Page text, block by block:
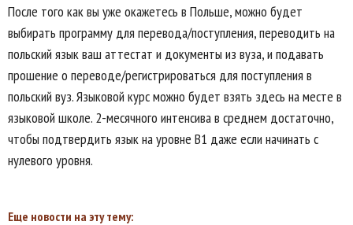
После того как вы уже окажетесь в Польше, можно будет
выбирать программу для перевода/поступления, переводить на
польский язык ваш аттестат и документы из вуза, и подавать
прошение о переводе/регистрироваться для поступления в
польский вуз. Языковой курс можно будет взять здесь на месте в
языковой школе. 2-месячного интенсива в среднем достаточно,
чтобы подтвердить язык на уровне В1 даже если начинать с
нулевого уровня.
Еще новости на эту тему: